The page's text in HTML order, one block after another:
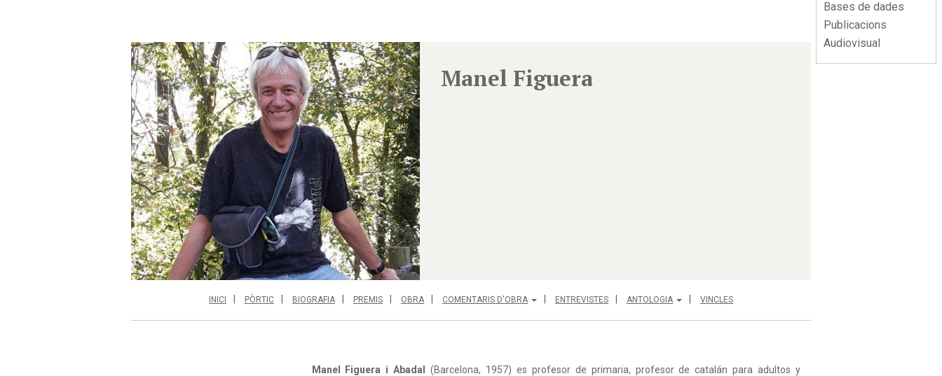
Bases de dades
Publicacions
Audiovisual
Manel Figuera
INICI PÒRTIC BIOGRAFIA PREMIS OBRA COMENTARIS D'OBRA ENTREVISTES ANTOLOGIA VINCLES
Manel Figuera i Abadal
(Barcelona, 1957) es profesor de primaria, profesor de catalán para adultos y